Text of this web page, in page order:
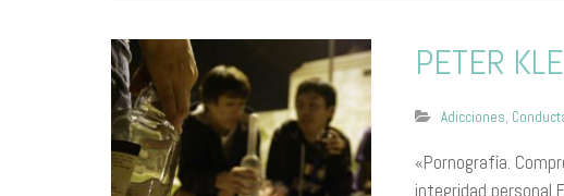
PETER
Adicciones,
«Pornografía.
integridad personal